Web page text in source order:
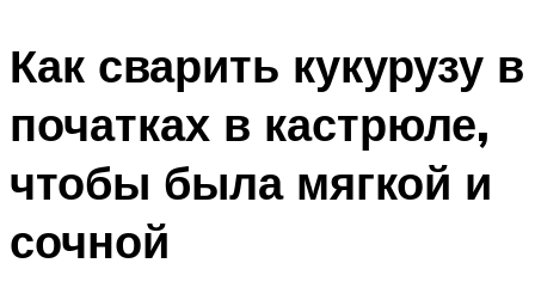
Как сварить кукурузу в
початках в кастрюле,
чтобы была мягкой и
сочной